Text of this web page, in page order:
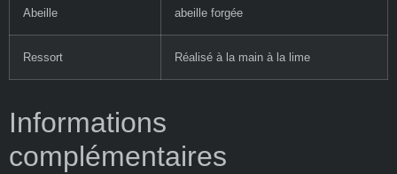
Abeille abeille forgée
Ressort Réalisé à la main à la lime
Informations
complémentaires